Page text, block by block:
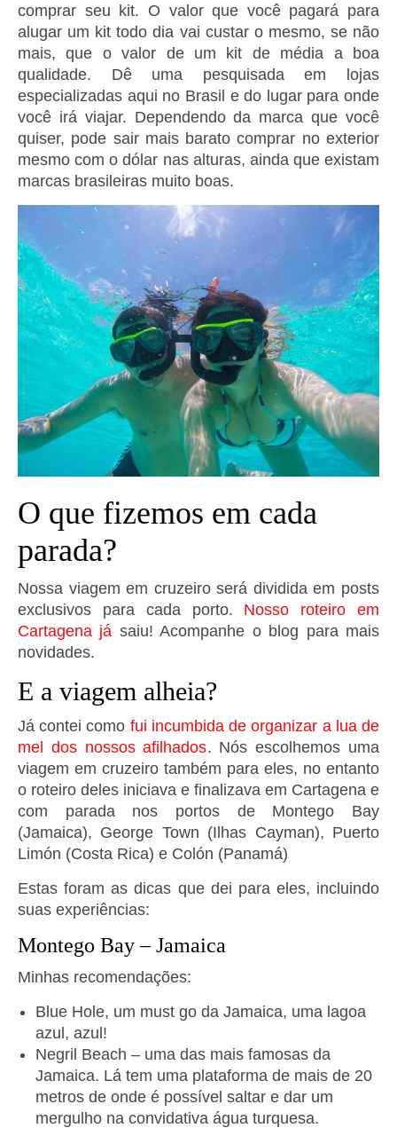
comprar seu kit. O valor que você pagará para
alugar um kit todo dia vai custar o mesmo, se não
mais, que o valor de um kit de média a boa
qualidade. Dê uma pesquisada em lojas
especializadas aqui no Brasil e do lugar para onde
você irá viajar. Dependendo da marca que você
quiser, pode sair mais barato comprar no exterior
mesmo com o dólar nas alturas, ainda que existam
marcas brasileiras muito boas.
O que fizemos em cada
parada?
Nossa viagem em cruzeiro será dividida em posts
exclusivos para cada porto. Nosso roteiro em
Cartagena já saiu! Acompanhe o blog para mais
novidades.
E a viagem alheia?
Já contei como fui incumbida de organizar a lua de
mel dos nossos afilhados. Nós escolhemos uma
viagem em cruzeiro também para eles, no entanto
o roteiro deles iniciava e finalizava em Cartagena e
com parada nos portos de Montego Bay
(Jamaica), George Town (Ilhas Cayman), Puerto
Limón (Costa Rica) e Colón (Panamá)
Estas foram as dicas que dei para eles, incluindo
suas experiências:
Montego Bay – Jamaica
Minhas recomendações:
Blue Hole, um must go da Jamaica, uma lagoa
azul, azul!
Negril Beach – uma das mais famosas da
Jamaica. Lá tem uma plataforma de mais de 20
metros de onde é possível saltar e dar um
mergulho na convidativa água turquesa.